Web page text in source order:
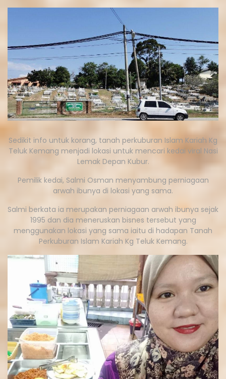
Sedikit info untuk korang, tanah perkuburan Islam Kariah Kg
Teluk Kemang menjadi lokasi untuk mencari kedai viral Nasi
Lemak Depan Kubur.
Pemilik kedai, Salmi Osman menyambung perniagaan
arwah ibunya di lokasi yang sama.
Salmi berkata ia merupakan perniagaan arwah ibunya sejak
1995 dan dia meneruskan bisnes tersebut yang
menggunakan lokasi yang sama iaitu di hadapan Tanah
Perkuburan Islam Kariah Kg Teluk Kemang.